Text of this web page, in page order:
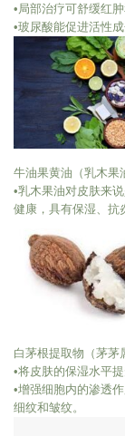
•局部治疗可舒缓红
•玻尿酸能促进活性
牛油果黄油（乳木果
•乳木果油对皮肤来
健康，具有保湿、抗
白茅根提取物（茅茅
•将皮肤的保湿水平
•增强细胞内的渗透
细纹和皱纹。